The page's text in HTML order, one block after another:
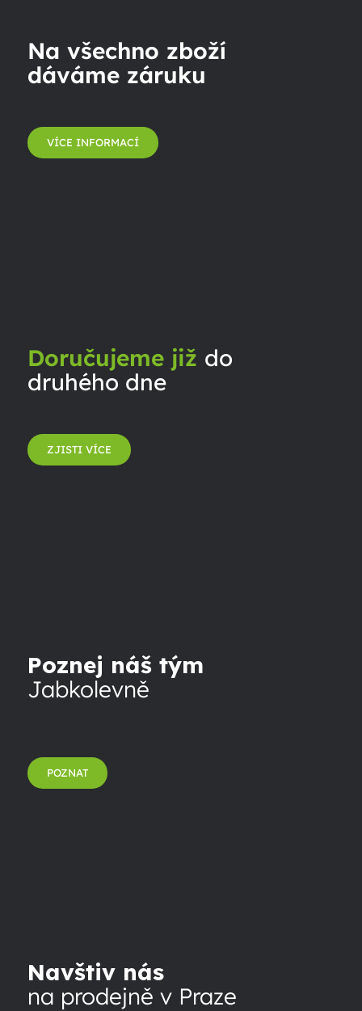
Na všechno zboží
dáváme záruku
VÍCE INFORMACÍ
Doručujeme již do
druhého dne
ZJISTI VÍCE
Poznej náš tým
Jabkolevně
POZNAT
Navštiv nás
na prodejně v Praze